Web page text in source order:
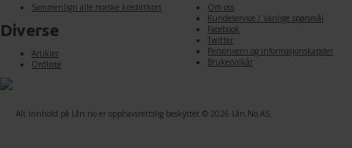
Sammenlign alle norske kredittkort
Diverse
Artikler
Ordliste
Om oss
Kundeservice / Vanlige spørsmål
Facebook
Twitter
Personvern og informasjonskapsler
Brukervilkår
Alt innhold på Lån.no er opphavsrettslig beskyttet © 2026 Lån.No AS.